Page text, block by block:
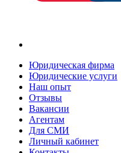
Юридическая фирма
Юридические услуги
Наш опыт
Отзывы
Вакансии
Агентам
Для СМИ
Личный кабинет